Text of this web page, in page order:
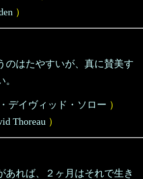
）
のはたやすいが、真に賛美す
デイヴィッド・ソロー ）
Thoreau ）
あれば、２ヶ月はそれで生き